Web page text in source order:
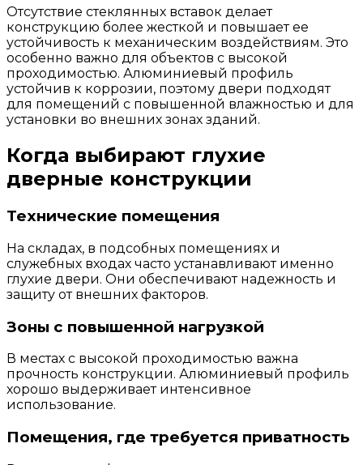
Отсутствие стеклянных вставок делает
конструкцию более жесткой и повышает ее
устойчивость к механическим воздействиям. Это
особенно важно для объектов с высокой
проходимостью. Алюминиевый профиль
устойчив к коррозии, поэтому двери подходят
для помещений с повышенной влажностью и для
установки во внешних зонах зданий.
Когда выбирают глухие
дверные конструкции
Технические помещения
На складах, в подсобных помещениях и
служебных входах часто устанавливают именно
глухие двери. Они обеспечивают надежность и
защиту от внешних факторов.
Зоны с повышенной нагрузкой
В местах с высокой проходимостью важна
прочность конструкции. Алюминиевый профиль
хорошо выдерживает интенсивное
использование.
Помещения, где требуется приватность